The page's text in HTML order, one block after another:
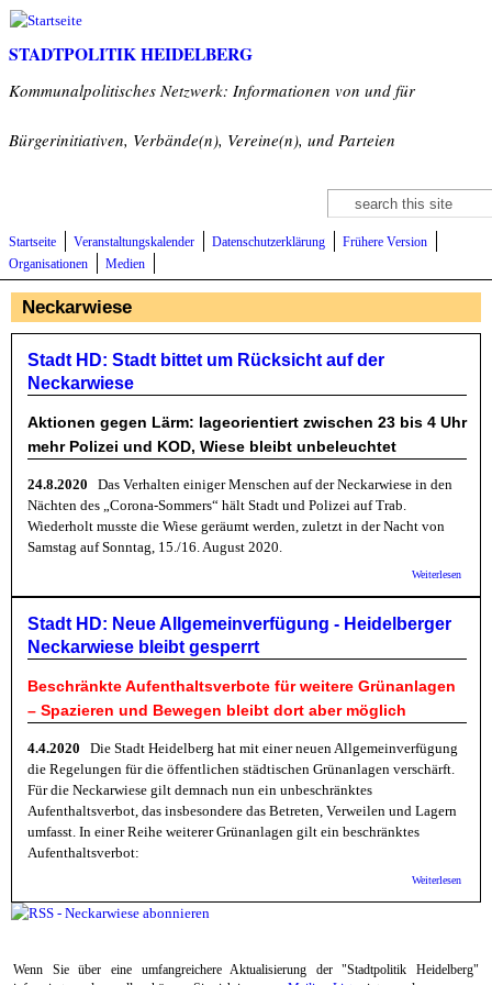
Direkt zum Inhalt
STADTPOLITIK HEIDELBERG
Kommunalpolitisches Netzwerk: Informationen von und für
Bürgerinitiativen, Verbände(n), Vereine(n), und Parteien
Suchformular
Suche
Startseite Veranstaltungskalender Datenschutzerklärung
Frühere Version
Organisationen
Medien
Neckarwiese
Stadt HD: Stadt bittet um Rücksicht auf der
Neckarwiese
Aktionen gegen Lärm: lageorientiert zwischen 23 bis 4 Uhr
mehr Polizei und KOD, Wiese bleibt unbeleuchtet
24.8.2020 Das Verhalten einiger Menschen auf der Neckarwiese in den
Nächten des „Corona-Sommers“ hält Stadt und Polizei auf Trab.
Wiederholt musste die Wiese geräumt werden, zuletzt in der Nacht von
Samstag auf Sonntag, 15./16. August 2020.
Weiterlesen
bittet
Stadt HD: Neue Allgemeinverfügung - Heidelberger
Neckarwiese bleibt gesperrt
Beschränkte Aufenthaltsverbote für weitere Grünanlagen
– Spazieren und Bewegen bleibt dort aber möglich
4.4.2020 Die Stadt Heidelberg hat mit einer neuen Allgemeinverfügung
die Regelungen für die öffentlichen städtischen Grünanlagen verschärft.
Für die Neckarwiese gilt demnach nun ein unbeschränktes
Aufenthaltsverbot, das insbesondere das Betreten, Verweilen und Lagern
umfasst. In einer Reihe weiterer Grünanlagen gilt ein beschränktes
Aufenthaltsverbot:
Weiterlesen
Wenn Sie über eine umfangreichere Aktualisierung der "Stadtpolitik Heidelberg"